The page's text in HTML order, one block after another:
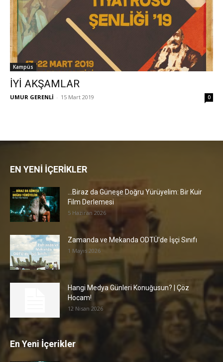
Kampüs
İYİ AKŞAMLAR
UMUR GERENLİ - 15 Mart 2019 0
EN YENİ İÇERİKLER
…Biraz da Güneşe Doğru Yürüyelim: Bir Kuir
Film Derlemesi
5 Haziran 2026
Zamanda ve Mekanda ODTÜ’de İşçi Sınıfı
1 Mayıs 2026
Hangi Medya Günleri Konuğusun? | Çöz
Hocam!
12 Nisan 2026
En Yeni İçerikler